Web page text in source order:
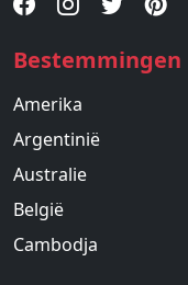
Bestemmingen
Amerika
Argentinië
Australie
België
Cambodja